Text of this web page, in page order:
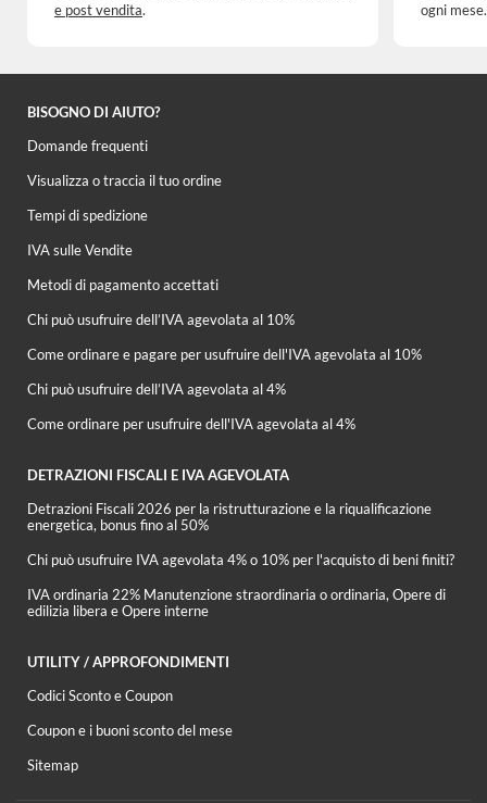
e post vendita.
ogni mese.
BISOGNO DI AIUTO?
Domande frequenti
Visualizza o traccia il tuo ordine
Tempi di spedizione
IVA sulle Vendite
Metodi di pagamento accettati
Chi può usufruire dell’IVA agevolata al 10%
Come ordinare e pagare per usufruire dell'IVA agevolata al 10%
Chi può usufruire dell’IVA agevolata al 4%
Come ordinare per usufruire dell'IVA agevolata al 4%
DETRAZIONI FISCALI E IVA AGEVOLATA
Detrazioni Fiscali 2026 per la ristrutturazione e la riqualificazione
energetica, bonus fino al 50%
Chi può usufruire IVA agevolata 4% o 10% per l'acquisto di beni finiti?
IVA ordinaria 22% Manutenzione straordinaria o ordinaria, Opere di
edilizia libera e Opere interne
UTILITY / APPROFONDIMENTI
Codici Sconto e Coupon
Coupon e i buoni sconto del mese
Sitemap